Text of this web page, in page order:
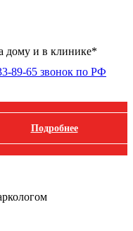
дому и в клинике*
89-65 звонок по РФ
Подробнее